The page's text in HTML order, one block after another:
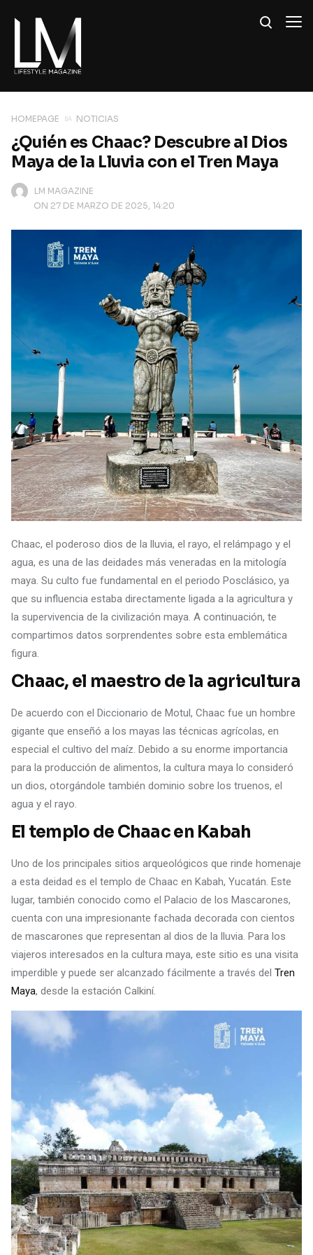
HOMEPAGE NOTICIAS
LM MAGAZINE
ON 27 DE MARZO DE 2025, 14:20
¿Quién es Chaac? Descubre al Dios
Maya de la Lluvia con el Tren Maya
Chaac, el poderoso dios de la lluvia, el rayo, el relámpago y el
agua, es una de las deidades más veneradas en la mitología
maya. Su culto fue fundamental en el periodo Posclásico, ya
que su influencia estaba directamente ligada a la agricultura y
la supervivencia de la civilización maya. A continuación, te
compartimos datos sorprendentes sobre esta emblemática
figura.
Chaac, el maestro de la agricultura
De acuerdo con el Diccionario de Motul, Chaac fue un hombre
gigante que enseñó a los mayas las técnicas agrícolas, en
especial el cultivo del maíz. Debido a su enorme importancia
para la producción de alimentos, la cultura maya lo consideró
un dios, otorgándole también dominio sobre los truenos, el
agua y el rayo.
El templo de Chaac en Kabah
Uno de los principales sitios arqueológicos que rinde homenaje
a esta deidad es el templo de Chaac en Kabah, Yucatán. Este
lugar, también conocido como el Palacio de los Mascarones,
cuenta con una impresionante fachada decorada con cientos
de mascarones que representan al dios de la lluvia. Para los
viajeros interesados en la cultura maya, este sitio es una visita
imperdible y puede ser alcanzado fácilmente a través del Tren
Maya, desde la estación Calkiní.